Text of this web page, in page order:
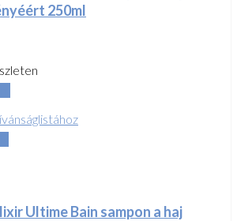
250ml
Ultime Bain sampon a haj